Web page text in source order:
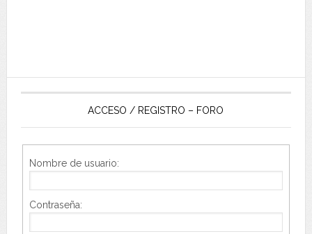
ACCESO / REGISTRO – FORO
Nombre de usuario:
Contraseña: